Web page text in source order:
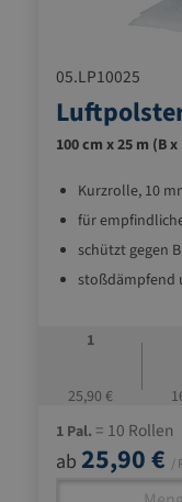
05.LP10025
100 cm x 25 m (B x
Kurzrolle, 10
für
schützt gegen
stoßdämpfend
1
25,90 €
1 Pal. = 10 Rollen
ab 25,90 € /